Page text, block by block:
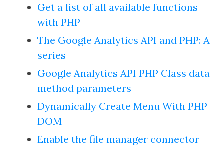
Get a list of all available functions
with PHP
The Google Analytics API and PHP: A
series
Google Analytics API PHP Class data
method parameters
Dynamically Create Menu With PHP
DOM
Enable the file manager connector